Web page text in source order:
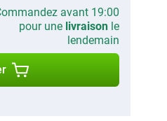
avant 19:00
pour une livraisonle
lendemain